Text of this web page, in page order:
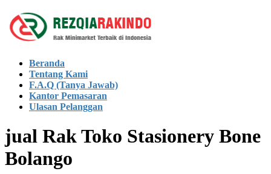
Skip
to
the
Skip
to
the
Beranda
Tentang Kami
F.A.Q (Tanya Jawab)
Kantor Pemasaran
Ulasan Pelanggan
jual Rak Toko Stasionery Bone
Bolango